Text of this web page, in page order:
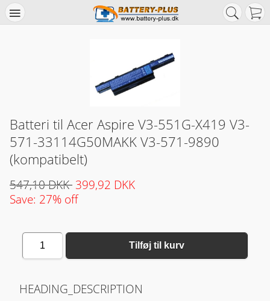
Batteri til Acer Aspire V3-551G-X419 V3-
571-33114G50MAKK V3-571-9890
(kompatibelt)
547,10 DKK 399,92 DKK
Save: 27% off
1 Tilføj til kurv
HEADING_DESCRIPTION